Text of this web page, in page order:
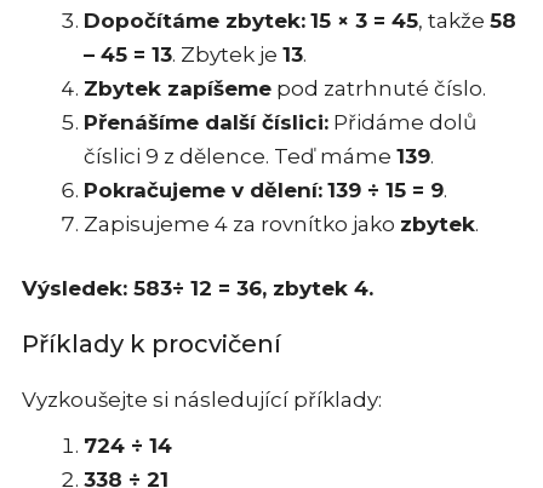
Dopočítáme zbytek: 15 × 3 = 45, takže 58
– 45 = 13. Zbytek je 13.
Zbytek zapíšeme pod zatrhnuté číslo.
Přenášíme další číslici: Přidáme dolů
číslici 9 z dělence. Teď máme 139.
Pokračujeme v dělení: 139 ÷ 15 = 9.
Zapisujeme 4 za rovnítko jako zbytek.
Výsledek: 583÷ 12 = 36, zbytek 4.
Příklady k procvičení
Vyzkoušejte si následující příklady:
724 ÷ 14
338 ÷ 21